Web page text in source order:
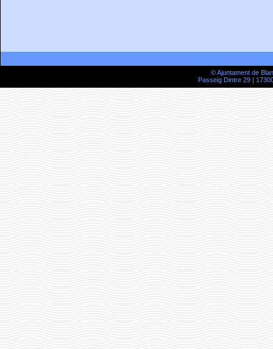
© Ajuntament de
Passeig Dintre 29 |